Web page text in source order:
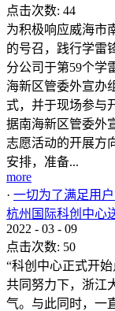
点击次数: 44
为积极响应威海市
的号召，践行学雷
分公司于第59个学
海新区管委外宣办
式，并于现场参与
据南海新区管委外
志愿活动的开展方
安排，准备...
more
· 一切为了满足用
杭州国际科创中心
2022 - 03 - 09
点击次数: 50
“科创中心正式开
共同努力下，浙江
气。与此同时，一